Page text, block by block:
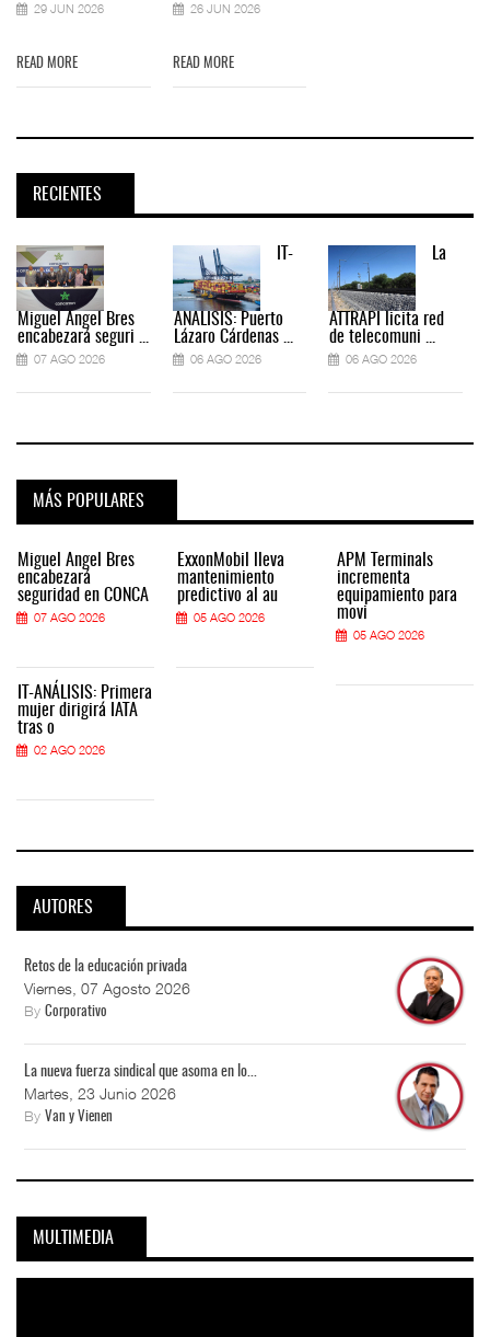
29 JUN 2026
READ MORE
26 JUN 2026
READ MORE
RECIENTES
Miguel Ángel Bres
encabezará seguri ...
07 AGO 2026
IT-
ANÁLISIS: Puerto
Lázaro Cárdenas ...
06 AGO 2026
La
ATTRAPI licita red
de telecomuni ...
06 AGO 2026
MÁS POPULARES
Miguel Ángel Bres
encabezará
seguridad en CONCA
07 AGO 2026
IT-ANÁLISIS: Primera
mujer dirigirá IATA
tras o
02 AGO 2026
ExxonMobil lleva
mantenimiento
predictivo al au
05 AGO 2026
APM Terminals
incrementa
equipamiento para
movi
05 AGO 2026
AUTORES
Retos de la educación privada
Viernes, 07 Agosto 2026
By Corporativo
La nueva fuerza sindical que asoma en lo...
Martes, 23 Junio 2026
By Van y Vienen
MULTIMEDIA